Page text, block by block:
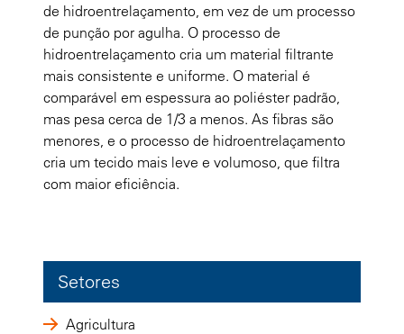
de hidroentrelaçamento, em vez de um processo
de punção por agulha. O processo de
hidroentrelaçamento cria um material filtrante
mais consistente e uniforme. O material é
comparável em espessura ao poliéster padrão,
mas pesa cerca de 1/3 a menos. As fibras são
menores, e o processo de hidroentrelaçamento
cria um tecido mais leve e volumoso, que filtra
com maior eficiência.
Setores
Agricultura